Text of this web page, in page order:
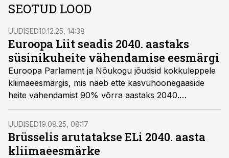
SEOTUD LOOD
UUDISED10.12.25, 14:38
Euroopa Liit seadis 2040. aastaks
süsinikuheite vähendamise eesmärgi
Euroopa Parlament ja Nõukogu jõudsid kokkuleppele
kliimaeesmärgis, mis näeb ette kasvuhoonegaaside
heite vähendamist 90% võrra aastaks 2040.
Kokkuleppe ühtib ka Eesti seisukohaga.
UUDISED19.09.25, 08:17
Brüsselis arutatakse ELi 2040. aasta
kliimaeesmärke